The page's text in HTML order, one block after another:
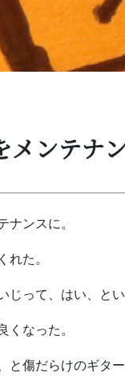
メンテナ
ナンスに。
れた。
じって、はい、とい
くなった。
と傷だらけのギター